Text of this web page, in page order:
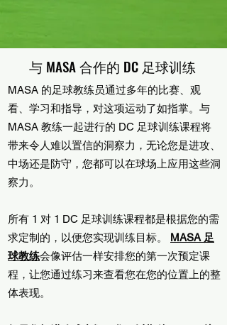
与 MASA 合作的 DC 足球训练
MASA 的足球教练员通过多年的比赛、观
看、学习和指导，对这项运动了如指掌。与
MASA 教练一起进行的 DC 足球训练课程将
带来令人难以置信的洞察力，无论您是进攻、
中场还是防守，您都可以在球场上应用这些洞
察力。
所有 1 对 1 DC 足球训练课程都是根据您的需
求定制的，以便您实现训练目标。 MASA 足
球教练会像评估一样安排您的第一次预定课
程，让您通过练习来查看您在您的位置上的整
体表现。